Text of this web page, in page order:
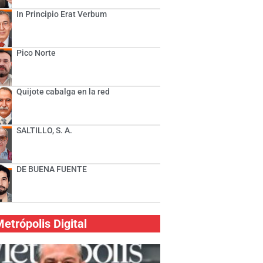
In Principio Erat Verbum
Pico Norte
Quijote cabalga en la red
SALTILLO, S. A.
DE BUENA FUENTE
Digital